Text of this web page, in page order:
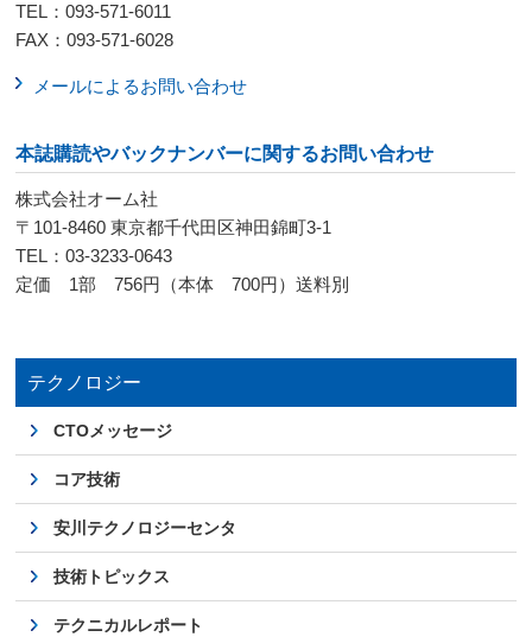
TEL：093-571-6011
FAX：093-571-6028
メールによるお問い合わせ
本誌購読やバックナンバーに関するお問い合わせ
株式会社オーム社
〒101-8460 東京都千代田区神田錦町3-1
TEL：03-3233-0643
定価 1部 756円（本体 700円）送料別
テクノロジー
CTOメッセージ
コア技術
安川テクノロジーセンタ
技術トピックス
テクニカルレポート